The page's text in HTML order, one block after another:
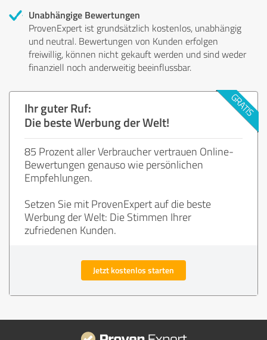
Unabhängige Bewertungen
ProvenExpert ist grundsätzlich kostenlos, unabhängig
und neutral. Bewertungen von Kunden erfolgen
freiwillig, können nicht gekauft werden und sind weder
finanziell noch anderweitig beeinflussbar.
Ihr guter Ruf:
Die beste Werbung der Welt!
85 Prozent aller Verbraucher vertrauen Online-
Bewertungen genauso wie persönlichen
Empfehlungen.
Setzen Sie mit ProvenExpert auf die beste
Werbung der Welt: Die Stimmen Ihrer
zufriedenen Kunden.
Jetzt kostenlos starten